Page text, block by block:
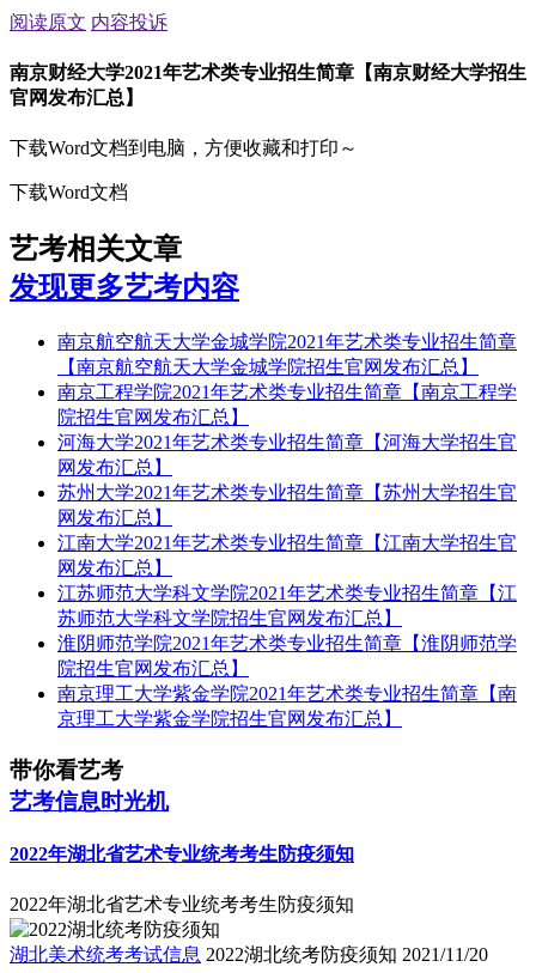
阅读原文 内容投诉
南京财经大学2021年艺术类专业招生简章【南京财经大学招生
官网发布汇总】
下载Word文档到电脑，方便收藏和打印～
下载Word文档
艺考相关文章
发现更多艺考内容
南京航空航天大学金城学院2021年艺术类专业招生简章
【南京航空航天大学金城学院招生官网发布汇总】
南京工程学院2021年艺术类专业招生简章【南京工程学
院招生官网发布汇总】
河海大学2021年艺术类专业招生简章【河海大学招生官
网发布汇总】
苏州大学2021年艺术类专业招生简章【苏州大学招生官
网发布汇总】
江南大学2021年艺术类专业招生简章【江南大学招生官
网发布汇总】
江苏师范大学科文学院2021年艺术类专业招生简章【江
苏师范大学科文学院招生官网发布汇总】
淮阴师范学院2021年艺术类专业招生简章【淮阴师范学
院招生官网发布汇总】
南京理工大学紫金学院2021年艺术类专业招生简章【南
京理工大学紫金学院招生官网发布汇总】
带你看艺考
艺考信息时光机
2022年湖北省艺术专业统考考生防疫须知
2022年湖北省艺术专业统考考生防疫须知
湖北美术统考考试信息 2022湖北统考防疫须知 2021/11/20